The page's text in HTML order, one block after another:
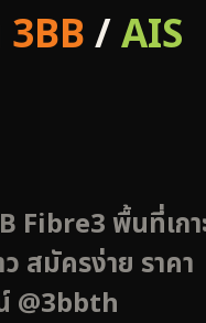
3BB/AIS
Fibre3 พื้นที่เกา
สมัครง่าย ราคา
@3bbth